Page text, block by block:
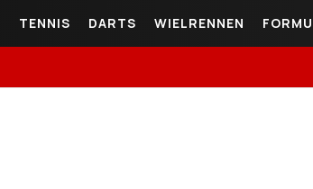
TENNIS DARTS WIELRENNEN